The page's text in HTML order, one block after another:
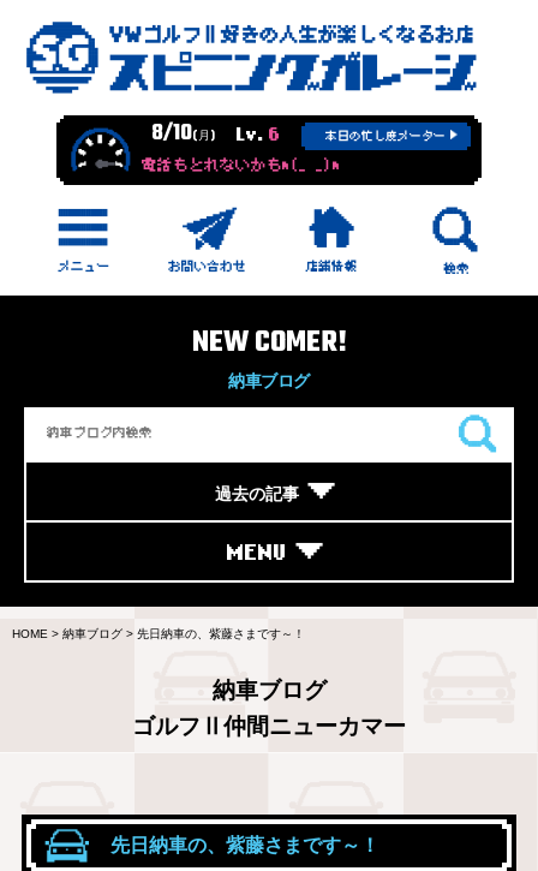
8/10(月) Lv. 6 本日の忙し度メーター
電話もとれないかもm(_ _)m
NEW COMER!
納車ブログ
過去の記事
MENU
HOME > 納車ブログ > 先日納車の、紫藤さまです～！
納車ブログ
ゴルフⅡ仲間ニューカマー
先日納車の、紫藤さまです～！